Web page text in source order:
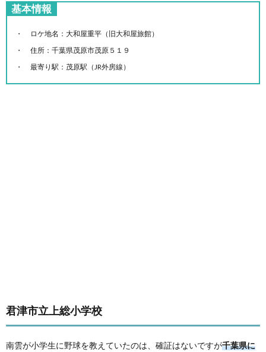
基本情報
ロケ地名：大和屋重平（旧大和屋旅館）
住所：千葉県茂原市茂原５１９
最寄り駅：茂原駅（JR外房線）
君津市立上総小学校
南雲が小学生に野球を教えていたのは、確証はないですが千葉県に